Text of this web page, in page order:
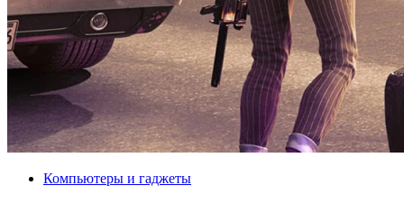
Компьютеры и гаджеты